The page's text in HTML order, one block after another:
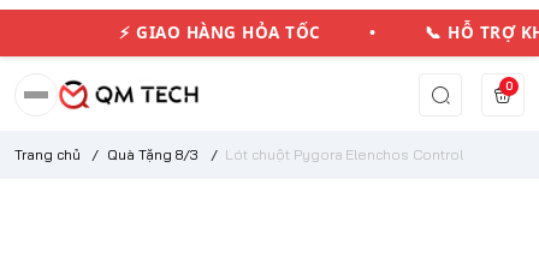
⚡ GIAO HÀNG HỎA TỐC • 📞 HỖ
0
Trang chủ / Quà Tặng 8/3 / Lót chuột Pygora Elenchos Control